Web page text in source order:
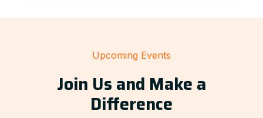
Upcoming Events
Join Us and Make a
Difference